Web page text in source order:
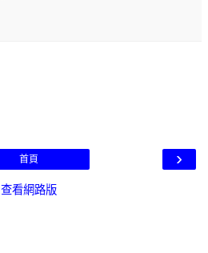
›
首頁
查看網路版